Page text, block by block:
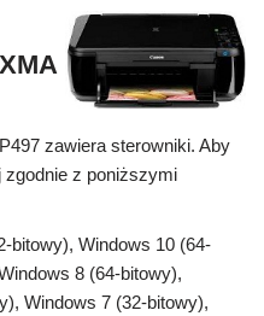
zawiera sterowniki. Aby
zgodnie z poniższymi
bitowy), Windows 10 (64-
8 (64-bitowy),
Windows 7 (32-bitowy),